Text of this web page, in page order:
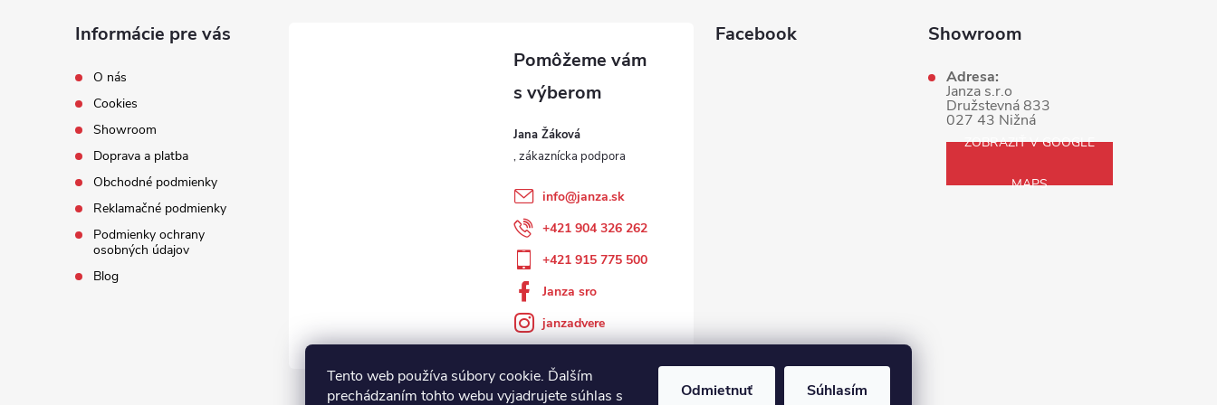
Tento web používa súbory cookie. Ďalším
prechádzaním tohto webu vyjadrujete súhlas s
Odmietnuť Súhlasím
Informácie pre vás
O nás
Cookies
Showroom
Doprava a platba
Obchodné podmienky
Reklamačné podmienky
Podmienky ochrany
osobných údajov
Blog
Jana Žáková
info@janza.sk
+421 904 326 262
+421 915 775 500
Janza sro
janzadvere
Facebook Showroom
Adresa:
Janza s.r.o
Družstevná 833
027 43 Nižná
ZOBRAZIŤ V GOOGLE
MAPS